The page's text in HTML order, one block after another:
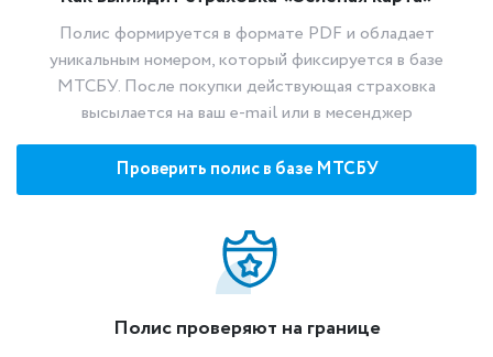
Полис формируется в формате PDF и обладает
уникальным номером, который фиксируется в базе
МТСБУ. После покупки действующая страховка
высылается на ваш e-mail или в месенджер
Проверить полис в базе МТСБУ
Полис проверяют на границе